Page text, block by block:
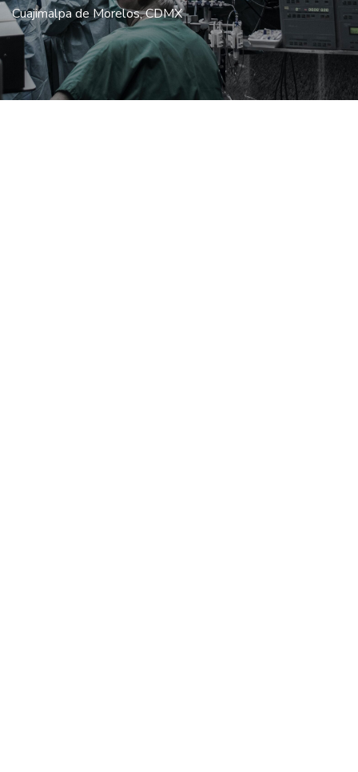
Cuajimalpa de Morelos, CDMX